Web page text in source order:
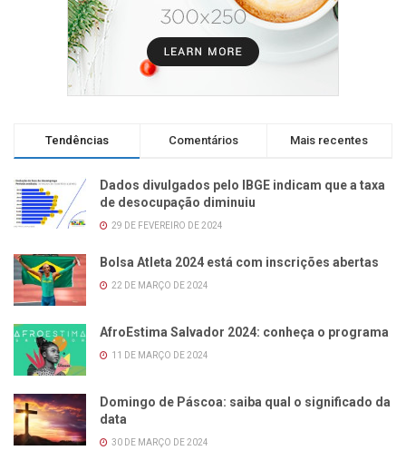
Tendências Comentários Mais recentes
Dados divulgados pelo IBGE indicam que a taxa
de desocupação diminuiu
29 DE FEVEREIRO DE 2024
Bolsa Atleta 2024 está com inscrições abertas
22 DE MARÇO DE 2024
AfroEstima Salvador 2024: conheça o programa
11 DE MARÇO DE 2024
Domingo de Páscoa: saiba qual o significado da
data
30 DE MARÇO DE 2024